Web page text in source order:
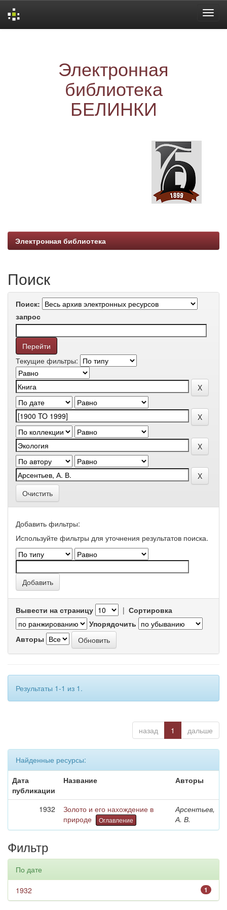
Электронная
библиотека
БЕЛИНКИ
Электронная библиотека
Поиск
Поиск:
запрос
Текущие фильтры:
Очистить
Добавить фильтры:
Используйте фильтры для уточнения результатов поиска.
Вывести на страницу | Сортировка
Упорядочить
Авторы
Результаты 1-1 из 1.
назад 1 дальше
Найденные ресурсы:
Дата
публикации
Название Авторы
1932
Золото и его нахождение в
природе
Оглавление
Арсентьев,
А. В.
Фильтр
По дате
1
1932